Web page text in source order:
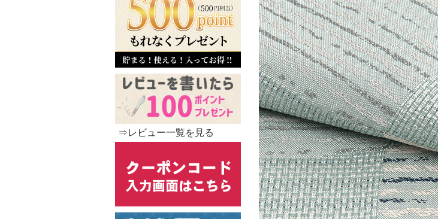
⇒レビュー一覧を見る